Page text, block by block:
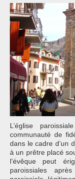
L’église
communauté de
dans le cadre d’un
à un prêtre placé
l’évêque peut
paroissiales